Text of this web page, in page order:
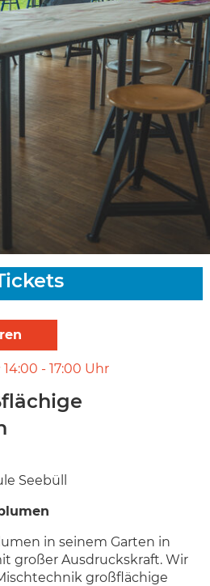
14:00 - 17:00 Uhr
Seebüll
in seinem Garten in
großer Ausdruckskraft. Wir
großflächige